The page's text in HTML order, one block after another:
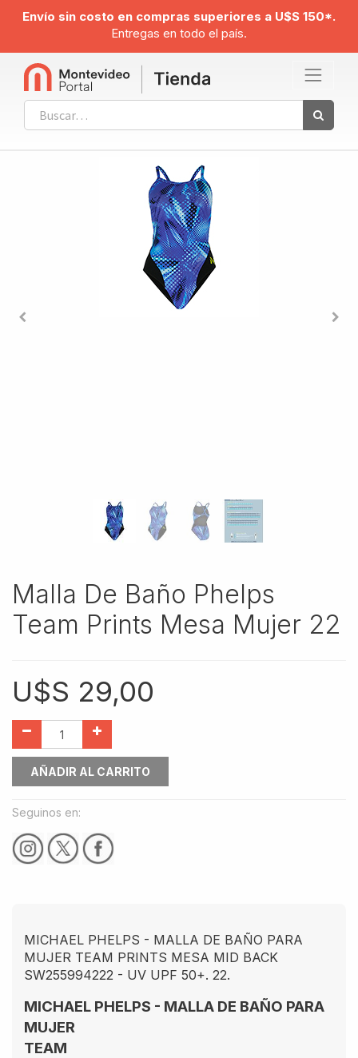
Envío sin costo en compras superiores a U$S 150*.
Entregas en todo el país.
Malla De Baño Phelps
Team Prints Mesa Mujer 22
U$S 29,00
AÑADIR AL CARRITO
Seguinos en:
MICHAEL PHELPS - MALLA DE BAÑO PARA
MUJER TEAM PRINTS MESA MID BACK
SW255994222 - UV UPF 50+. 22.
MICHAEL PHELPS - MALLA DE BAÑO PARA
MUJER
TEAM